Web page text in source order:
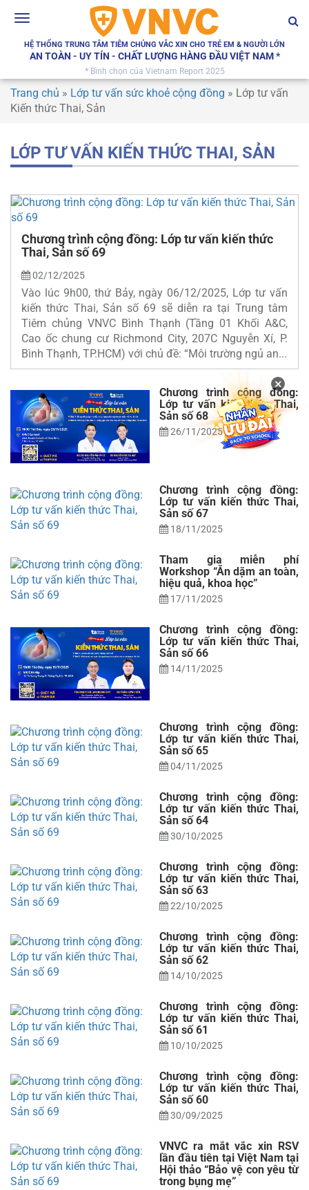
Toggle
HỆ THỐNG TRUNG TÂM TIÊM CHỦNG VẮC XIN CHO TRẺ EM & NGƯỜI LỚN
AN TOÀN - UY TÍN - CHẤT LƯỢNG HÀNG ĐẦU VIỆT NAM *
* Bình chọn của Vietnam Report 2025
Trang chủ » Lớp tư vấn sức khoẻ cộng đồng » Lớp tư vấn
Kiến thức Thai, Sản
LỚP TƯ VẤN KIẾN THỨC THAI, SẢN
Chương trình cộng đồng: Lớp tư vấn kiến thức
Thai, Sản số 69
02/12/2025
Vào lúc 9h00, thứ Bảy, ngày 06/12/2025, Lớp tư vấn
kiến thức Thai, Sản số 69 sẽ diễn ra tại Trung tâm
Tiêm chủng VNVC Bình Thạnh (Tầng 01 Khối A&C,
Cao ốc chung cư Richmond City, 207C Nguyễn Xí, P.
Bình Thạnh, TP.HCM) với chủ đề: “Môi trường ngủ an...
Chương trình cộng đồng:
Lớp tư vấn kiến thức Thai,
Sản số 68
26/11/2025
Chương trình cộng đồng:
Lớp tư vấn kiến thức Thai,
Sản số 67
18/11/2025
Tham gia miễn phí
Workshop “Ăn dặm an toàn,
hiệu quả, khoa học”
17/11/2025
Chương trình cộng đồng:
Lớp tư vấn kiến thức Thai,
Sản số 66
14/11/2025
Chương trình cộng đồng:
Lớp tư vấn kiến thức Thai,
Sản số 65
04/11/2025
Chương trình cộng đồng:
Lớp tư vấn kiến thức Thai,
Sản số 64
30/10/2025
Chương trình cộng đồng:
Lớp tư vấn kiến thức Thai,
Sản số 63
22/10/2025
Chương trình cộng đồng:
Lớp tư vấn kiến thức Thai,
Sản số 62
14/10/2025
Chương trình cộng đồng:
Lớp tư vấn kiến thức Thai,
Sản số 61
10/10/2025
Chương trình cộng đồng:
Lớp tư vấn kiến thức Thai,
Sản số 60
30/09/2025
VNVC ra mắt vắc xin RSV
lần đầu tiên tại Việt Nam tại
Hội thảo “Bảo vệ con yêu từ
trong bụng mẹ”
×